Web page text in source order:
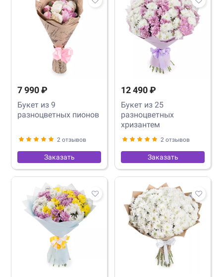
7 990 ₽
Букет из 9
разноцветных пионов
2 отзывов
Заказать
12 490 ₽
Букет из 25
разноцветных
хризантем
2 отзывов
Заказать